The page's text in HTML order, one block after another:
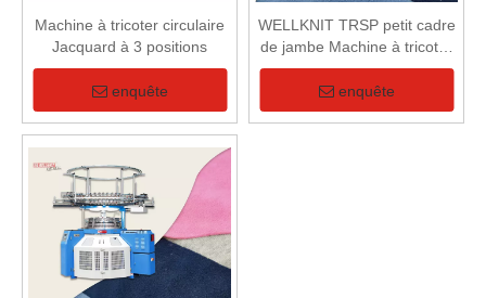
Machine à tricoter circulaire
Jacquard à 3 positions
enquête
WELLKNIT TRSP petit cadre
de jambe Machine à tricoter
circulaire simple Terry
professionnelle de haute
qualité
enquête